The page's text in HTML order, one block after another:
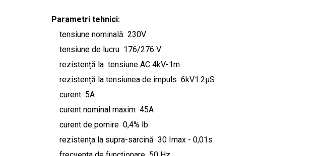
Parametri tehnici:
tensiune nominală 230V
tensiune de lucru 176/276 V
rezistență la tensiune AC 4kV-1m
rezistență la tensiunea de impuls 6kV1.2µS
curent 5A
curent nominal maxim 45A
curent de pornire 0,4% lb
rezistența la supra-sarcină 30 Imax - 0,01s